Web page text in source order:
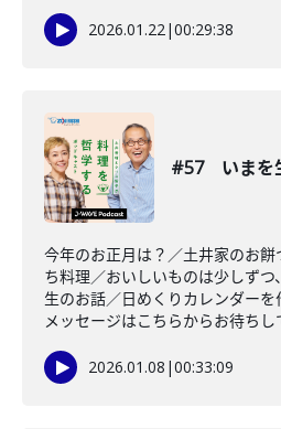
2026.01.22|00:29:38
#57 いまを
今年のお正月は？／土井家のお
ち料理／おいしいものは少しず
生のお話／日めくりカレンダー
メッセージはこちらからお待ちし
2026.01.08 |00:33:09